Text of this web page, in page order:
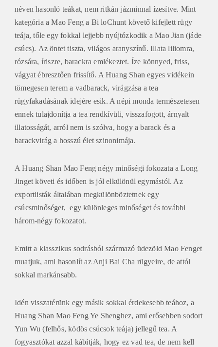
néven hasonló teákat, nem ritkán jázminnal ízesítve. Mint
kategória a Mao Feng a Bi loChunt követő kifejlett rügy
teája, tőle egy fokkal lejjebb nyújtózkodik a Mao Jian (jáde
csúcs). Az öntet tiszta, világos aranyszínű. Illata liliomra,
rózsára, íriszre, barackra emlékeztet. Íze könnyed, friss,
vágyat ébresztően frissítő. A Huang Shan egyes vidékein
tömegesen terem a vadbarack, virágzása a tea
rügyfakadásának idejére esik. A népi monda természetesen
ennek tulajdonítja a tea rendkívüli, visszafogott, árnyalt
illatosságát, arról nem is szólva, hogy a barack és a
barackvirág a hosszú élet szinonimája.
A Huang Shan Mao Feng négy minőségi fokozata a Long
Jinget követi és időben is jól elkülönül egymástól. Az
exportlisták általában megkülönböztetnek egy
csúcsminőséget, egy különleges minőséget és további
három-négy fokozatot.
Emitt a klasszikus sodrásból származó üdezöld Mao Fenget
muatjuk, ami hasonlít az Anji Bai Cha rügyeire, de attól
sokkal markánsabb.
Idén visszatérünk egy másik sokkal érdekesebb teához, a
Huang Shan Mao Feng Ye Shenghez, ami erősebben sodort
Yun Wu (felhős, ködös csúcsok teája) jellegű tea. A
fogyasztókat azzal kábítják, hogy ez vad tea, de nem kell